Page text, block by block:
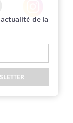
Instagram
de la